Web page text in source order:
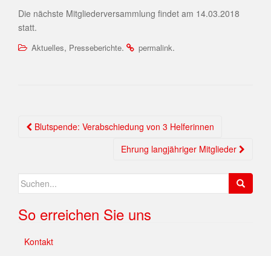
Die nächste Mitgliederversammlung findet am 14.03.2018
statt.
Aktuelles, Presseberichte. permalink.
Blutspende: Verabschiedung von 3 Helferinnen
Ehrung langjähriger Mitglieder
So erreichen Sie uns
Kontakt